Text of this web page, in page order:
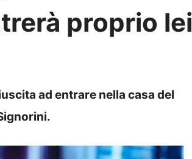
proprio lei
ad entrare nella casa del